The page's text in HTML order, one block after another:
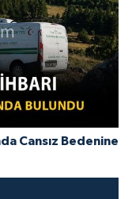
Cansız Bedenine